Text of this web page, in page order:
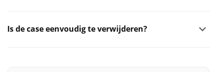
Is de case eenvoudig te verwijderen?